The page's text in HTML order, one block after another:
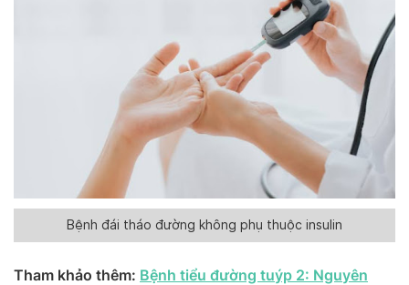
Bệnh đái tháo đường không phụ thuộc insulin
Tham khảo thêm: Bệnh tiểu đường tuýp 2: Nguyên